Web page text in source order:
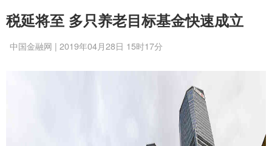
税延将至 多只养老目标基金快速成立
中国金融网 | 2019年04月28日 15时17分